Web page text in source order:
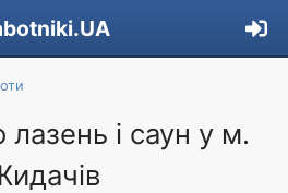
лазень і саун у м.